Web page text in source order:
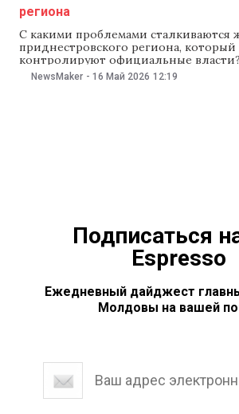
региона
С какими проблемами сталкиваются
приднестровского региона, который
контролируют официальные
инициативы продвигают в
NewsMaker - 16 Май 2026 12:19
Подписаться
Espresso
Ежедневный дайджест
Молдовы на вашей